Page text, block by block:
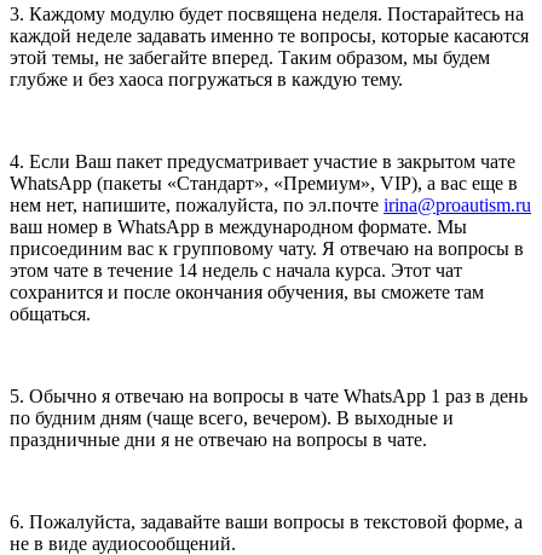
3. Каждому модулю будет посвящена неделя. Постарайтесь на
каждой неделе задавать именно те вопросы, которые касаются
этой темы, не забегайте вперед. Таким образом, мы будем
глубже и без хаоса погружаться в каждую тему.
4. Если Ваш пакет предусматривает участие в закрытом чате
WhatsApp (пакеты «Стандарт», «Премиум», VIP), а вас еще в
нем нет, напишите, пожалуйста, по эл.почте irina@proautism.ru
ваш номер в WhatsApp в международном формате. Мы
присоединим вас к групповому чату. Я отвечаю на вопросы в
этом чате в течение 14 недель с начала курса. Этот чат
сохранится и после окончания обучения, вы сможете там
общаться.
5. Обычно я отвечаю на вопросы в чате WhatsApp 1 раз в день
по будним дням (чаще всего, вечером). В выходные и
праздничные дни я не отвечаю на вопросы в чате.
6. Пожалуйста, задавайте ваши вопросы в текстовой форме, а
не в виде аудиосообщений.